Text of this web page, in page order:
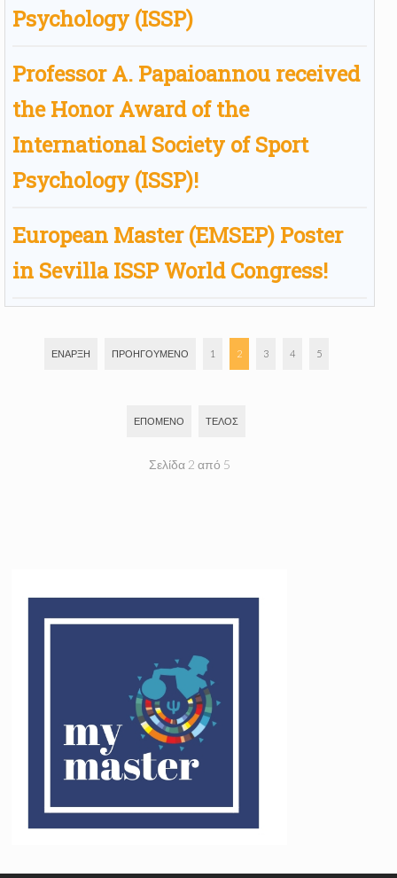
Psychology (ISSP)
Professor A. Papaioannou received
the Honor Award of the
International Society of Sport
Psychology (ISSP)!
European Master (EMSEP) Poster
in Sevilla ISSP World Congress!
ΈΝΑΡΞΗ ΠΡΟΗΓΟΎΜΕΝΟ 1 2 3 4 5
ΕΠΌΜΕΝΟ ΤΈΛΟΣ
Σελίδα 2 από 5